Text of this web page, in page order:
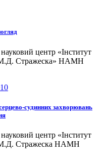
центр «Інститут
М.Д. Стражеска» НАМН
судинних захворювань
центр «Інститут
М.Д. Стражеска НАМН